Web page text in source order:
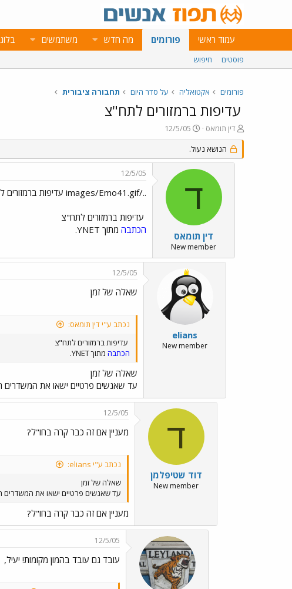
עמוד ראשי פורומים מה חדש משתמשים
פוסטים חיפוש
פורומים אקטואליה על סדר היום תחבורה ציבורית
עדיפות ברמזורים לתח"צ
פ
ו
ת
ח
דין תומאס
פ
ו
ר
ס
ם
ת
י
ך
12/5/05
הנושא נעול.
ד
דין תומאס
New member
12/5/05
../images/Emo41.gif עדיפות ברמזורים לתח"צ
עדיפות ברמזורים לתח"צ
הכתבה מתוך YNET.
elians
New member
12/5/05
שאלה של זמן
נכתב ע"י דין תומאס:
עדיפות ברמזורים לתח"צ
הכתבה מתוך YNET.
שאלה של זמן
עד שאנשים פרטיים ישאו את המשדרים
ד
דוד שטיפלמן
New member
12/5/05
מעניין אם זה כבר קרה בחו"ל?
נכתב ע"י elians:
שאלה של זמן
עד שאנשים פרטיים ישאו את המשדרים
מעניין אם זה כבר קרה בחו"ל?
12/5/05
עובד גם עובד בהמון מקומות! יעיל,